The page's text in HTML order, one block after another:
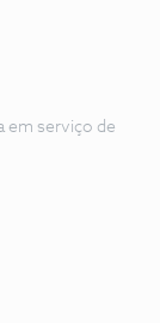
em serviço de